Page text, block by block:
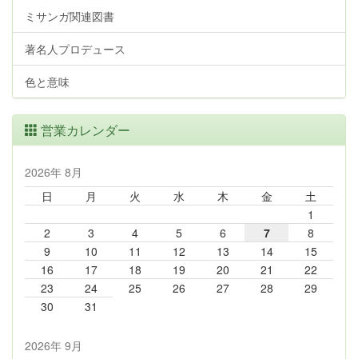
ミサンガ関連図書
著名人プロデュース
色と意味
営業カレンダー
2026年 8月
日
月 火 水 木 金
土
1
2
3 4 5 6 7
8
9
10 11 12 13 14
15
16
17 18 19 20 21
22
23
24 25 26 27 28
29
30
31
2026年 9月